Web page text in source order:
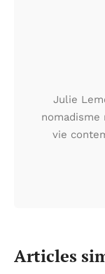
Julie
nomadisme
vie
Articles